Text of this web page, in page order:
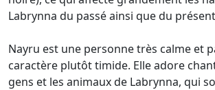
Labrynna du passé ainsi que du
Nayru est une personne très calme et
caractère plutôt timide. Elle adore
gens et les animaux de Labrynna, qui